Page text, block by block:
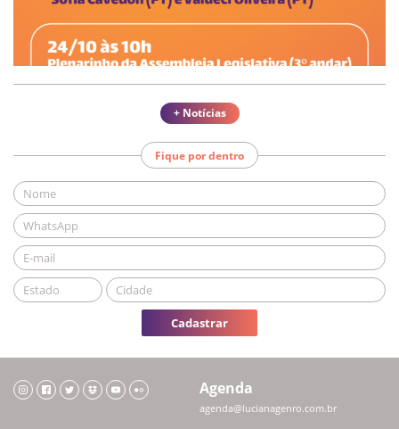
+ Notícias
Fique por dentro
Cadastrar
Agenda
agenda@lucianagenro.com.br